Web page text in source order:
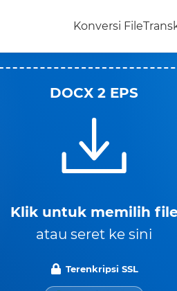
Konversi File
DOCX 2 EPS
Klik untuk memilih file
atau seret ke sini
Terenkripsi SSL